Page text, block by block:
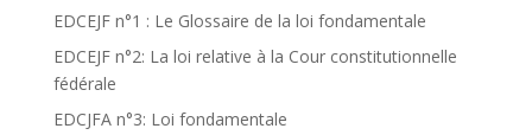
EDCEJF n°1 : Le Glossaire de la loi fondamentale
EDCEJF n°2: La loi relative à la Cour constitutionnelle
fédérale
EDCJFA n°3: Loi fondamentale